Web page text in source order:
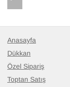
Anasayfa
Dükkan
Özel Sipariş
Toptan Satış